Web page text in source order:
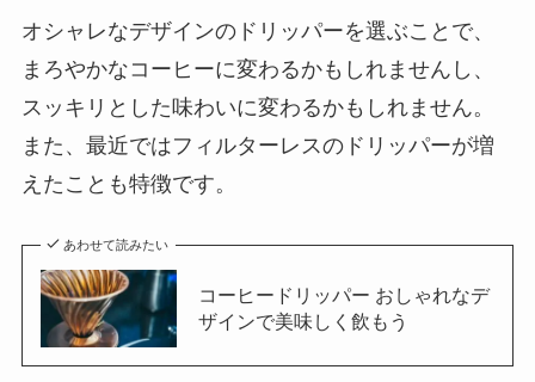
オシャレなデザインのドリッパーを選ぶことで、
まろやかなコーヒーに変わるかもしれませんし、
スッキリとした味わいに変わるかもしれません。
また、最近ではフィルターレスのドリッパーが増
えたことも特徴です。
あわせて読みたい
コーヒードリッパー おしゃれなデ
ザインで美味しく飲もう